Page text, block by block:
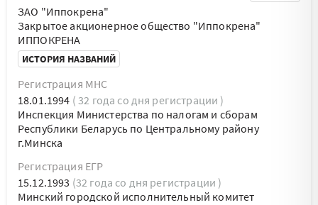
ЗАО "Иппокрена"
Закрытое акционерное общество "Иппокрена"
ИППОКРЕНА
ИСТОРИЯ НАЗВАНИЙ
Регистрация МНС
18.01.1994 ( 32 года со дня регистрации )
Инспекция Министерства по налогам и сборам
Республики Беларусь по Центральному району
г.Минска
Регистрация ЕГР
15.12.1993 (32 года со дня регистрации )
Минский городской исполнительный комитет